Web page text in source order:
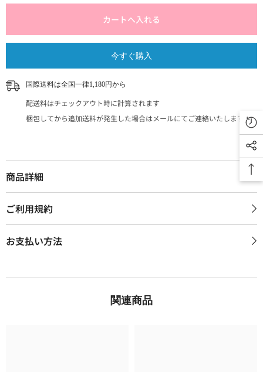
品
数
量
減
す
品
数
量
増
す
カートへ入れる
今すぐ購入
国際送料は全国一律1,180円から
配送料はチェックアウト時に計算されます
梱包してから追加送料が発生した場合はメールにてご連絡いたします。
商品詳細
ご利用規約
お支払い方法
関連商品